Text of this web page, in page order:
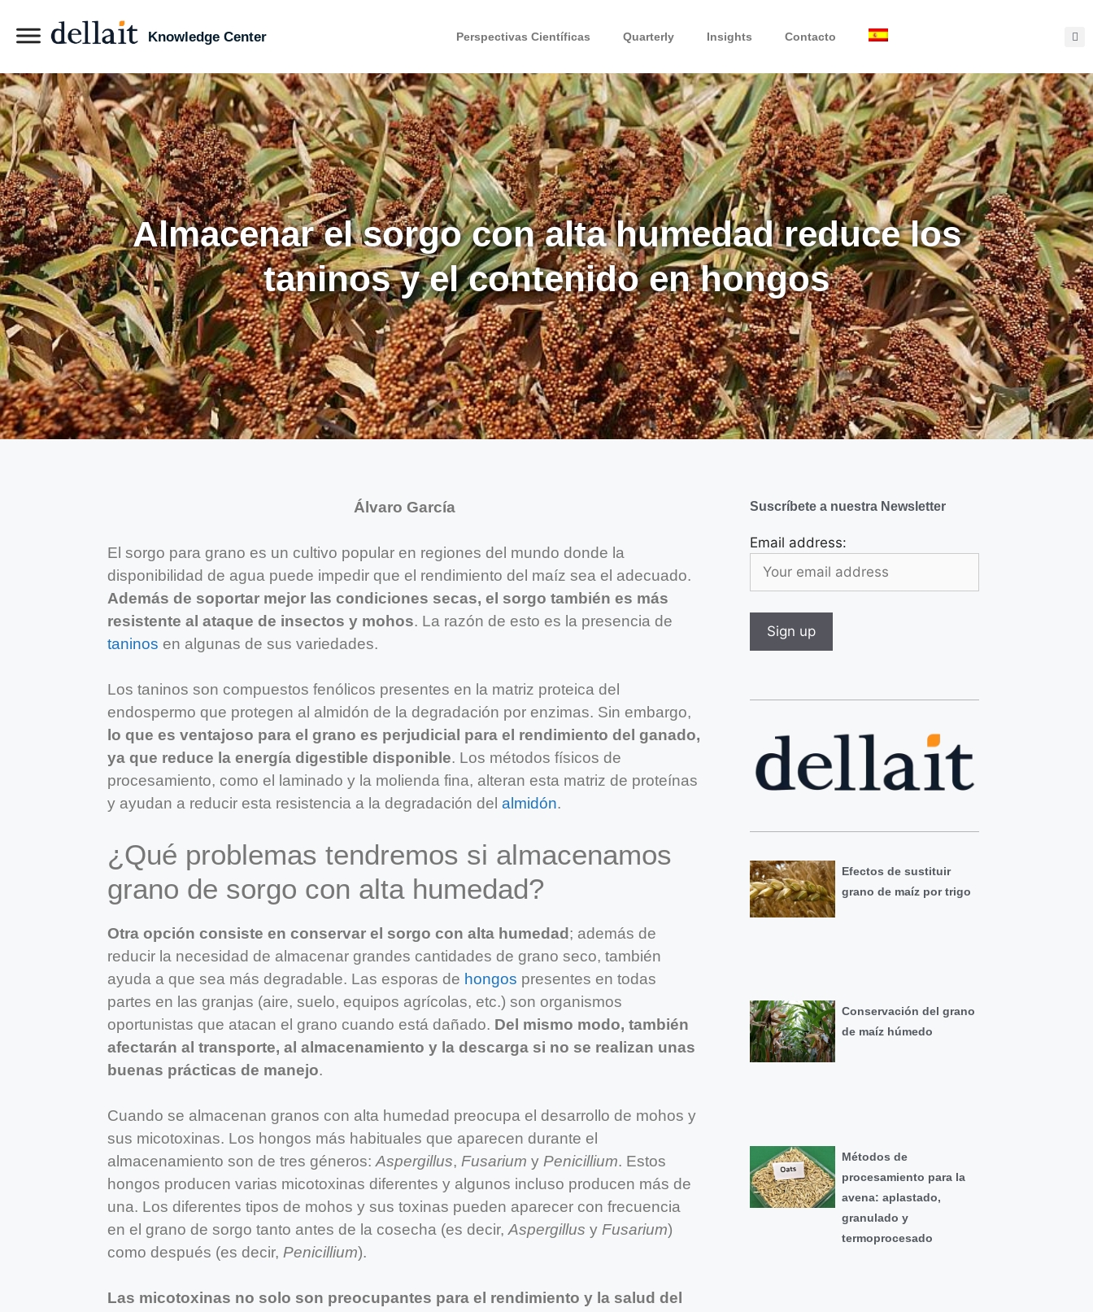
Knowledge Center Perspectivas Científicas Quarterly Insights Contacto
Almacenar el sorgo con alta humedad reduce los
taninos y el contenido en hongos
Álvaro García
El sorgo para grano es un cultivo popular en regiones del mundo donde la
disponibilidad de agua puede impedir que el rendimiento del maíz sea el adecuado.
Además de soportar mejor las condiciones secas, el sorgo también es más
resistente al ataque de insectos y mohos. La razón de esto es la presencia de
taninos en algunas de sus variedades.
Los taninos son compuestos fenólicos presentes en la matriz proteica del
endospermo que protegen al almidón de la degradación por enzimas. Sin embargo,
lo que es ventajoso para el grano es perjudicial para el rendimiento del ganado,
ya que reduce la energía digestible disponible. Los métodos físicos de
procesamiento, como el laminado y la molienda fina, alteran esta matriz de proteínas
y ayudan a reducir esta resistencia a la degradación del almidón.
¿Qué problemas tendremos si almacenamos
grano de sorgo con alta humedad?
Otra opción consiste en conservar el sorgo con alta humedad ; además de
reducir la necesidad de almacenar grandes cantidades de grano seco, también
ayuda a que sea más degradable. Las esporas de hongos presentes en todas
partes en las granjas (aire, suelo, equipos agrícolas, etc.) son organismos
oportunistas que atacan el grano cuando está dañado. Del mismo modo, también
afectarán al transporte, al almacenamiento y la descarga si no se realizan unas
buenas prácticas de manejo.
Cuando se almacenan granos con alta humedad preocupa el desarrollo de mohos y
sus micotoxinas. Los hongos más habituales que aparecen durante el
almacenamiento son de tres géneros: Aspergillus, Fusarium y Penicillium. Estos
hongos producen varias micotoxinas diferentes y algunos incluso producen más de
una. Los diferentes tipos de mohos y sus toxinas pueden aparecer con frecuencia
en el grano de sorgo tanto antes de la cosecha (es decir, Aspergillus y Fusarium)
como después (es decir, Penicillium).
Las micotoxinas no solo son preocupantes para el rendimiento y la salud del
Suscríbete a nuestra Newsletter
Email address:
Efectos de sustituir
grano de maíz por trigo
Conservación del grano
de maíz húmedo
Métodos de
procesamiento para la
avena: aplastado,
granulado y
termoprocesado